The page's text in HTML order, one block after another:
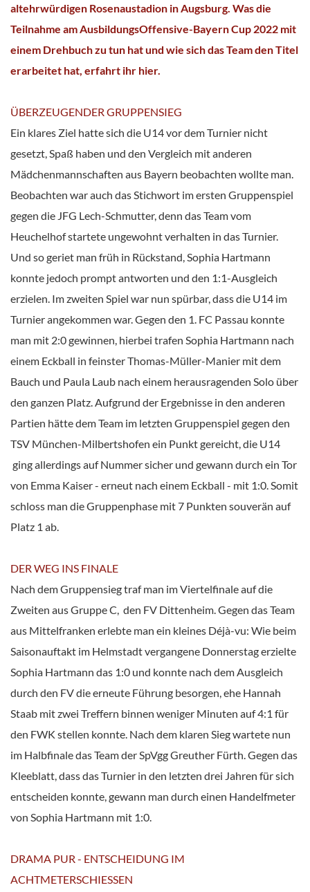
altehrwürdigen Rosenaustadion in Augsburg. Was die
Teilnahme am AusbildungsOffensive-Bayern Cup 2022 mit
einem Drehbuch zu tun hat und wie sich das Team den Titel
erarbeitet hat, erfahrt ihr hier.
ÜBERZEUGENDER GRUPPENSIEG
Ein klares Ziel hatte sich die U14 vor dem Turnier nicht
gesetzt, Spaß haben und den Vergleich mit anderen
Mädchenmannschaften aus Bayern beobachten wollte man.
Beobachten war auch das Stichwort im ersten Gruppenspiel
gegen die JFG Lech-Schmutter, denn das Team vom
Heuchelhof startete ungewohnt verhalten in das Turnier.
Und so geriet man früh in Rückstand, Sophia Hartmann
konnte jedoch prompt antworten und den 1:1-Ausgleich
erzielen. Im zweiten Spiel war nun spürbar, dass die U14 im
Turnier angekommen war. Gegen den 1. FC Passau konnte
man mit 2:0 gewinnen, hierbei trafen Sophia Hartmann nach
einem Eckball in feinster Thomas-Müller-Manier mit dem
Bauch und Paula Laub nach einem herausragenden Solo über
den ganzen Platz. Aufgrund der Ergebnisse in den anderen
Partien hätte dem Team im letzten Gruppenspiel gegen den
TSV München-Milbertshofen ein Punkt gereicht, die U14
ging allerdings auf Nummer sicher und gewann durch ein Tor
von Emma Kaiser - erneut nach einem Eckball - mit 1:0. Somit
schloss man die Gruppenphase mit 7 Punkten souverän auf
Platz 1 ab.
DER WEG INS FINALE
Nach dem Gruppensieg traf man im Viertelfinale auf die
Zweiten aus Gruppe C, den FV Dittenheim. Gegen das Team
aus Mittelfranken erlebte man ein kleines Déjà-vu: Wie beim
Saisonauftakt im Helmstadt vergangene Donnerstag erzielte
Sophia Hartmann das 1:0 und konnte nach dem Ausgleich
durch den FV die erneute Führung besorgen, ehe Hannah
Staab mit zwei Treffern binnen weniger Minuten auf 4:1 für
den FWK stellen konnte. Nach dem klaren Sieg wartete nun
im Halbfinale das Team der SpVgg Greuther Fürth. Gegen das
Kleeblatt, dass das Turnier in den letzten drei Jahren für sich
entscheiden konnte, gewann man durch einen Handelfmeter
von Sophia Hartmann mit 1:0.
DRAMA PUR - ENTSCHEIDUNG IM
ACHTMETERSCHIESSEN